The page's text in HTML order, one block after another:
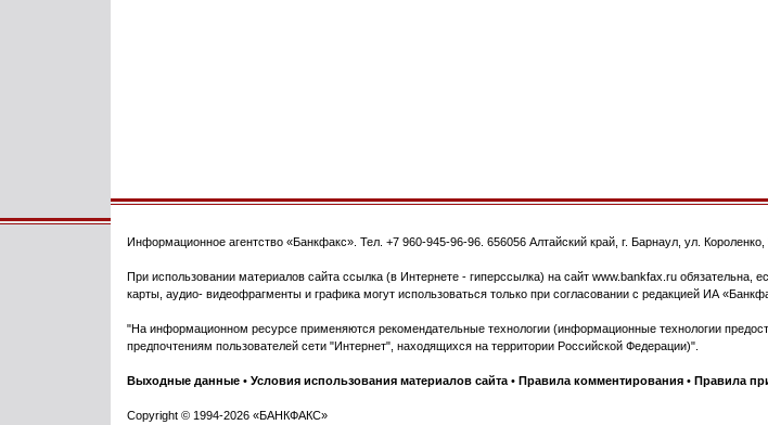
Информационное агентство «Банкфакс» . Тел. +7 960-945-96-96 656056 Алтайский край, г. Барнаул ул.
При использовании материалов сайта ссылка (в Интернете - гиперссылка) на сайт www.bankfax.ru обязательна,
карты, аудио- видеофрагменты и графика могут использоваться только при согласовании с редакцией ИА
"На информационном ресурсе применяются рекомендательные технологии (информационные технологии
предпочтениям пользователей сети "Интернет", находящихся на территории Российской Федерации)".
Выходные данные • Условия использования материалов сайта • Правила комментирования • Правила
Copyright © 1994-2026 «БАНКФАКС»